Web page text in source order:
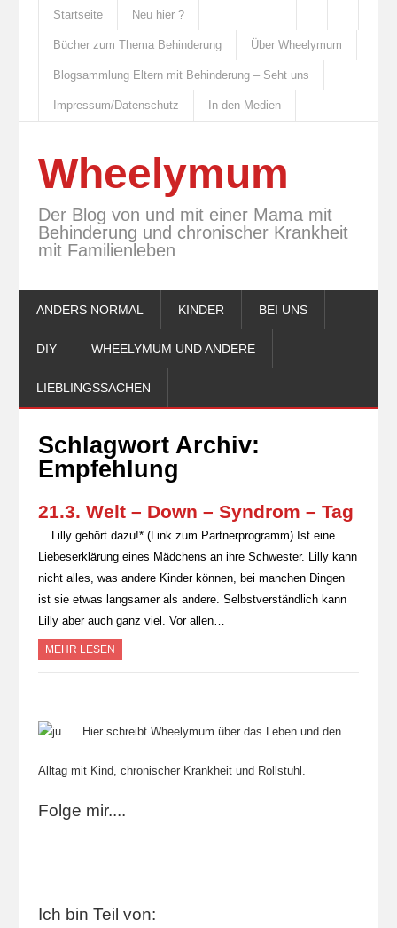
Startseite Neu hier ?
Bücher zum Thema Behinderung Über Wheelymum
Blogsammlung Eltern mit Behinderung – Seht uns
Impressum/Datenschutz In den Medien
Wheelymum
Der Blog von und mit einer Mama mit
Behinderung und chronischer Krankheit
mit Familienleben
ANDERS NORMAL KINDER BEI UNS
DIY WHEELYMUM UND ANDERE
LIEBLINGSSACHEN
Schlagwort Archiv:
Empfehlung
21.3. Welt – Down – Syndrom – Tag
Lilly gehört dazu!* (Link zum Partnerprogramm) Ist eine
Liebeserklärung eines Mädchens an ihre Schwester. Lilly kann
nicht alles, was andere Kinder können, bei manchen Dingen
ist sie etwas langsamer als andere. Selbstverständlich kann
Lilly aber auch ganz viel. Vor allen…
MEHR LESEN
Hier schreibt Wheelymum über das Leben und den
Alltag mit Kind, chronischer Krankheit und Rollstuhl.
Folge mir....
Ich bin Teil von: